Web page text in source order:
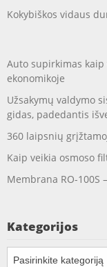
Kokybiškos vidaus
Auto supirkimas
ekonomikoje
Užsakymų valdymo
gidas, padedantis
360 laipsnių
Kaip veikia osmoso
Membrana RO-100S
Kategorijos